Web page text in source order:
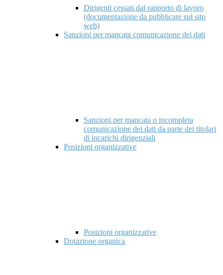
Dirigenti cessati dal rapporto di lavoro
(documentazione da pubblicare sul sito
web)
Sanzioni per mancata comunicazione dei dati
Sanzioni per mancata o incompleta
comunicazione dei dati da parte dei titolari
di incarichi dirigenziali
Posizioni organizzative
Posizioni organizzative
Dotazione organica